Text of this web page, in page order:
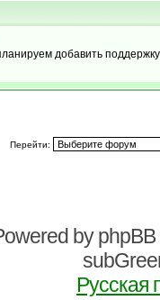
добавить
Перейти:
byphpBB
Русская